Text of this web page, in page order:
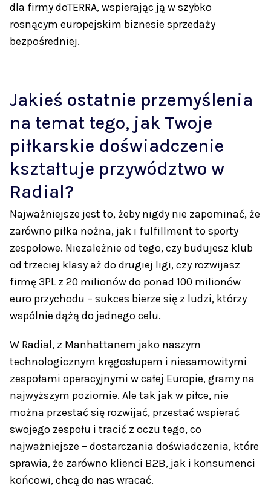
dla firmy doTERRA, wspierając ją w szybko
rosnącym europejskim biznesie sprzedaży
bezpośredniej.
Jakieś ostatnie przemyślenia
na temat tego, jak Twoje
piłkarskie doświadczenie
kształtuje przywództwo w
Radial?
Najważniejsze jest to, żeby nigdy nie zapominać, że
zarówno piłka nożna, jak i fulfillment to sporty
zespołowe. Niezależnie od tego, czy budujesz klub
od trzeciej klasy aż do drugiej ligi, czy rozwijasz
firmę 3PL z 20 milionów do ponad 100 milionów
euro przychodu – sukces bierze się z ludzi, którzy
wspólnie dążą do jednego celu.
W Radial, z Manhattanem jako naszym
technologicznym kręgosłupem i niesamowitymi
zespołami operacyjnymi w całej Europie, gramy na
najwyższym poziomie. Ale tak jak w piłce, nie
można przestać się rozwijać, przestać wspierać
swojego zespołu i tracić z oczu tego, co
najważniejsze – dostarczania doświadczenia, które
sprawia, że zarówno klienci B2B, jak i konsumenci
końcowi, chcą do nas wracać.